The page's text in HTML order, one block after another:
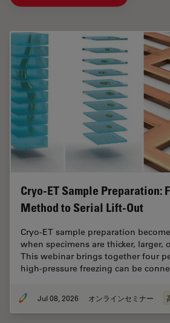
Cryo-ET Sample Preparation:
Method to Serial Lift-Out
Cryo-ET sample preparation
when specimens are thicker, larger,
This webinar brings together four
high-pressure freezing can be
Jul 08, 2026 オンラインセミナー